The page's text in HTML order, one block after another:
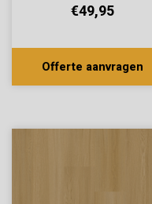
€49,95
Offerte aanvragen